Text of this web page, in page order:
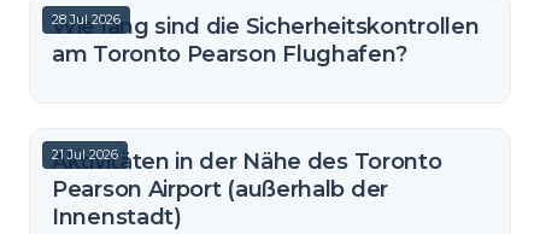
28 Jul 2026
Wie lang sind die Sicherheitskontrollen
am Toronto Pearson Flughafen?
21 Jul 2026
Aktivitäten in der Nähe des Toronto
Pearson Airport (außerhalb der
Innenstadt)